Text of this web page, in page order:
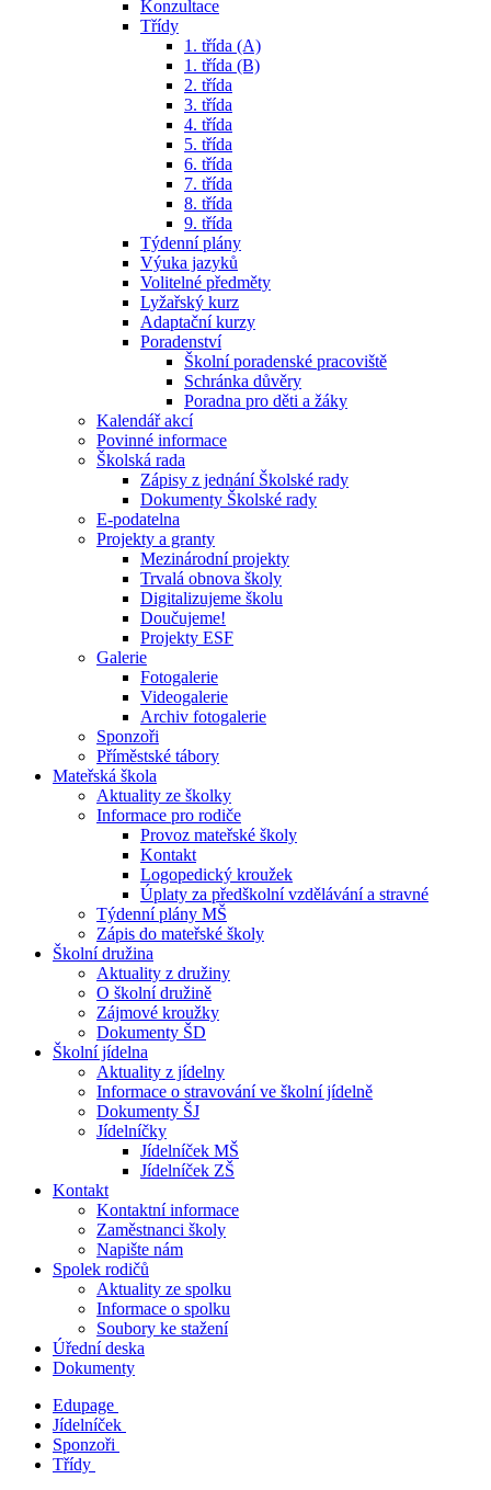
Konzultace
Třídy
1. třída (A)
1. třída (B)
2. třída
3. třída
4. třída
5. třída
6. třída
7. třída
8. třída
9. třída
Týdenní plány
Výuka jazyků
Volitelné předměty
Lyžařský kurz
Adaptační kurzy
Poradenství
Školní poradenské pracoviště
Schránka důvěry
Poradna pro děti a žáky
Kalendář akcí
Povinné informace
Školská rada
Zápisy z jednání Školské rady
Dokumenty Školské rady
E-podatelna
Projekty a granty
Mezinárodní projekty
Trvalá obnova školy
Digitalizujeme školu
Doučujeme!
Projekty ESF
Galerie
Fotogalerie
Videogalerie
Archiv fotogalerie
Sponzoři
Příměstské tábory
Mateřská škola
Aktuality ze školky
Informace pro rodiče
Provoz mateřské školy
Kontakt
Logopedický kroužek
Úplaty za předškolní vzdělávání a stravné
Týdenní plány MŠ
Zápis do mateřské školy
Školní družina
Aktuality z družiny
O školní družině
Zájmové kroužky
Dokumenty ŠD
Školní jídelna
Aktuality z jídelny
Informace o stravování ve školní jídelně
Dokumenty ŠJ
Jídelníčky
Jídelníček MŠ
Jídelníček ZŠ
Kontakt
Kontaktní informace
Zaměstnanci školy
Napište nám
Spolek rodičů
Aktuality ze spolku
Informace o spolku
Soubory ke stažení
Úřední deska
Dokumenty
Edupage
Jídelníček
Sponzoři
Třídy